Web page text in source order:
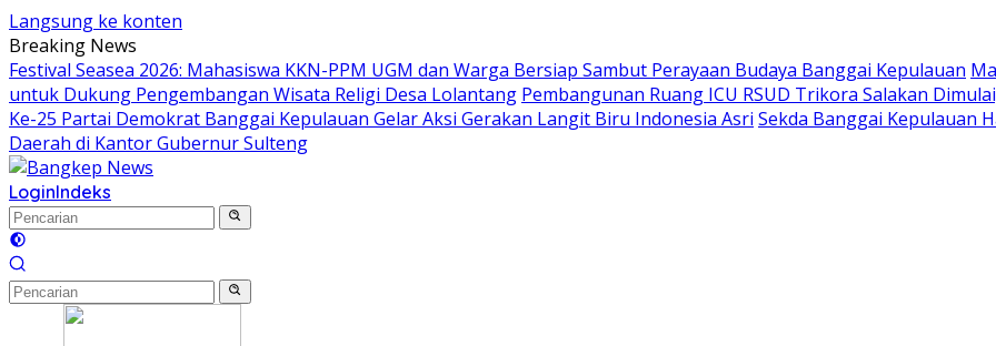
Langsung ke konten
Breaking News
Festival Seasea 2026: Mahasiswa KKN-PPM UGM dan Warga Bersiap Sambut Perayaan Budaya Banggai Kepulauan
untuk Dukung Pengembangan Wisata Religi Desa Lolantang Pembangunan Ruang ICU RSUD Trikora Salakan
Ke-25 Partai Demokrat Banggai Kepulauan Gelar Aksi Gerakan Langit Biru Indonesia Asri Sekda Banggai Kepulauan
Daerah di Kantor Gubernur Sulteng
LoginIndeks